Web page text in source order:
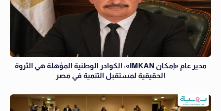
مدير عام «إمكان IMKAN»: الكوادر الوطنية المؤهلة هي الثروة
الحقيقية لمستقبل التنمية في مصر